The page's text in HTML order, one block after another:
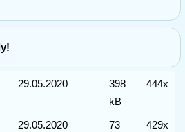
29.05.2020
398
kB
444x
29.05.2020
73
429x